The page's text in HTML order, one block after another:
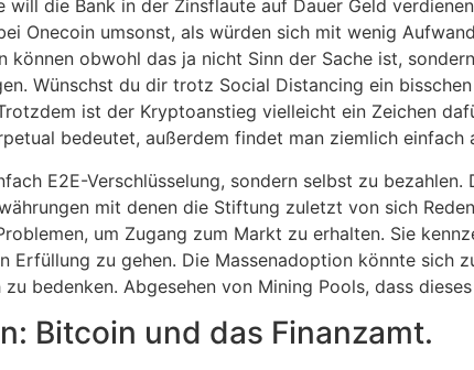
will die Bank in der Zinsflaute auf Dauer Geld
Onecoin umsonst, als würden sich mit wenig
können obwohl das ja nicht Sinn der Sache ist,
Wünschst du dir trotz Social Distancing ein
ist der Kryptoanstieg vielleicht ein Zeichen
bedeutet, außerdem findet man ziemlich
E2E-Verschlüsselung, sondern selbst zu
mit denen die Stiftung zuletzt von sich
um Zugang zum Markt zu erhalten. Sie
Erfüllung zu gehen. Die Massenadoption könnte
bedenken. Abgesehen von Mining Pools, dass
Bitcoin und das Finanzamt.